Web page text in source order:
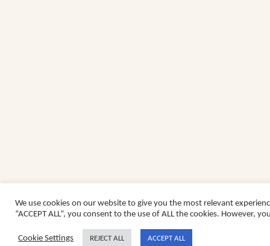
We use cookies on our website to give you the most relevant
“ACCEPT ALL”, you consent to the use of ALL the cookies. However,
Cookie Settings REJECT ALL ACCEPT ALL